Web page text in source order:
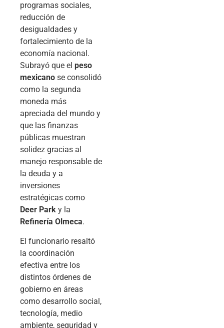
programas sociales,
reducción de
desigualdades y
fortalecimiento de la
economía nacional.
Subrayó que el peso
mexicano se consolidó
como la segunda
moneda más
apreciada del mundo y
que las finanzas
públicas muestran
solidez gracias al
manejo responsable de
la deuda y a
inversiones
estratégicas como
Deer Park y la
Refinería Olmeca.
El funcionario resaltó
la coordinación
efectiva entre los
distintos órdenes de
gobierno en áreas
como desarrollo social,
tecnología, medio
ambiente, seguridad y